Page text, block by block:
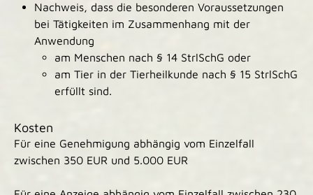
Nachweis, dass die besonderen Voraussetzungen
bei Tätigkeiten im Zusammenhang mit der
Anwendung
am Menschen nach § 14 StrlSchG oder
am Tier in der Tierheilkunde nach § 15 StrlSchG
erfüllt sind.
Kosten
Für eine Genehmigung abhängig vom Einzelfall
zwischen 350 EUR und 5.000 EUR